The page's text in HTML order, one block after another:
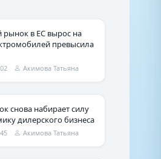
в ЕС вырос на
превысила
Акимова Татьяна
снова набирает силу
дилерского бизнеса
Акимова Татьяна